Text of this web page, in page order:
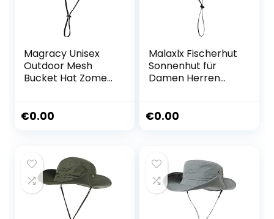
Magracy Unisex
Outdoor Mesh
Bucket Hat Zomer
Vissershoed
€0.00
Malaxlx Fischerhut
Sonnenhut für
Damen Herren
Anglerhut
Verstellbare Safari
Boonie Hut
€0.00